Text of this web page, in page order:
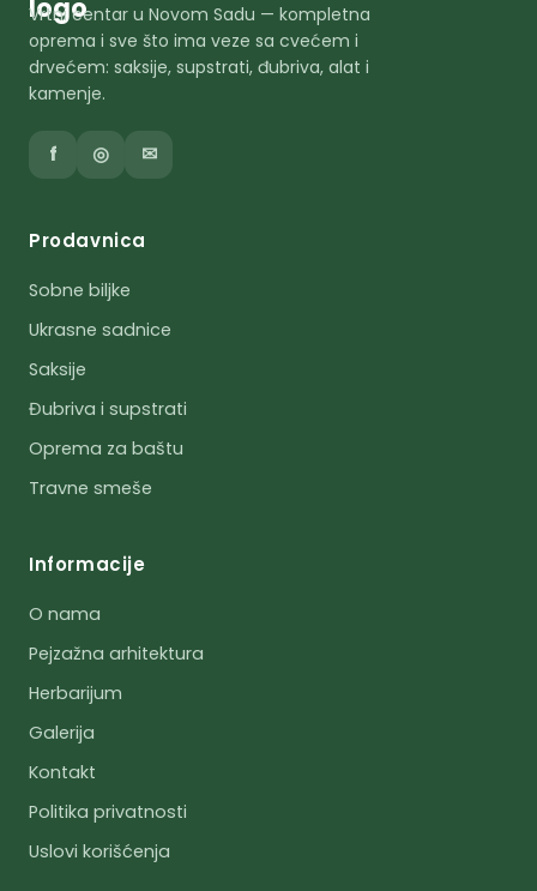
Vrtni centar u Novom Sadu — kompletna
oprema i sve što ima veze sa cvećem i
drvećem: saksije, supstrati, đubriva, alat i
kamenje.
f ◎ ✉
Prodavnica
Sobne biljke
Ukrasne sadnice
Saksije
Đubriva i supstrati
Oprema za baštu
Travne smeše
Informacije
O nama
Pejzažna arhitektura
Herbarijum
Galerija
Kontakt
Politika privatnosti
Uslovi korišćenja